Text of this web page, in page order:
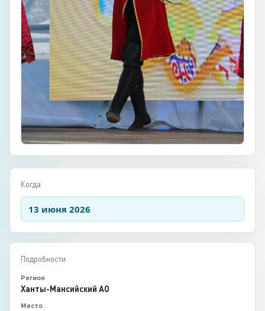
Когда
13 июня 2026
Подробности
Регион
Ханты-Мансийский АО
Место